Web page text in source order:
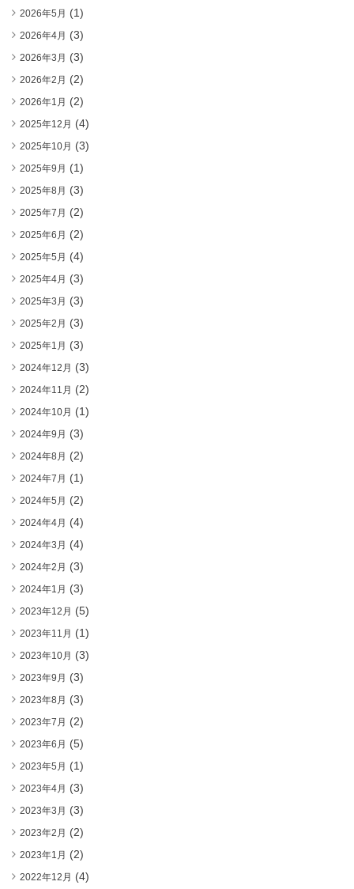
2026年5月 (1)
2026年4月 (3)
2026年3月 (3)
2026年2月 (2)
2026年1月 (2)
2025年12月 (4)
2025年10月 (3)
2025年9月 (1)
2025年8月 (3)
2025年7月 (2)
2025年6月 (2)
2025年5月 (4)
2025年4月 (3)
2025年3月 (3)
2025年2月 (3)
2025年1月 (3)
2024年12月 (3)
2024年11月 (2)
2024年10月 (1)
2024年9月 (3)
2024年8月 (2)
2024年7月 (1)
2024年5月 (2)
2024年4月 (4)
2024年3月 (4)
2024年2月 (3)
2024年1月 (3)
2023年12月 (5)
2023年11月 (1)
2023年10月 (3)
2023年9月 (3)
2023年8月 (3)
2023年7月 (2)
2023年6月 (5)
2023年5月 (1)
2023年4月 (3)
2023年3月 (3)
2023年2月 (2)
2023年1月 (2)
2022年12月 (4)